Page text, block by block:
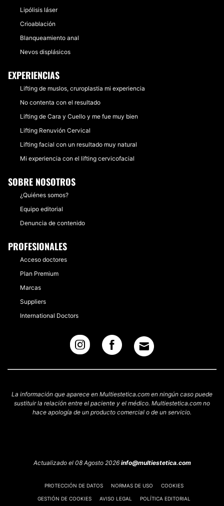
Lipólisis láser
Crioablación
Blanqueamiento anal
Nevos displásicos
EXPERIENCIAS
Lifting de muslos, cruroplastia mi experiencia
No contenta con el resultado
Lifting de Cara y Cuello y me fue muy bien
Lifting Renuvión Cervical
Lifting facial con un resultado muy natural
Mi experiencia con el lifting cervicofacial
SOBRE NOSOTROS
¿Quiénes somos?
Equipo editorial
Denuncia de contenido
PROFESIONALES
Acceso doctores
Plan Premium
Marcas
Suppliers
International Doctors
La información que aparece en Multiestetica.com en ningún caso puede
sustituir la relación entre el paciente y el médico. Multiestetica.com no
hace apología de un producto comercial o de un servicio.
Actualizado el 08 Agosto 2026 info@multiestetica.com
PROTECCIÓN DE DATOS NORMAS DE USO COOKIES
GESTIÓN DE COOKIES AVISO LEGAL POLÍTICA EDITORIAL